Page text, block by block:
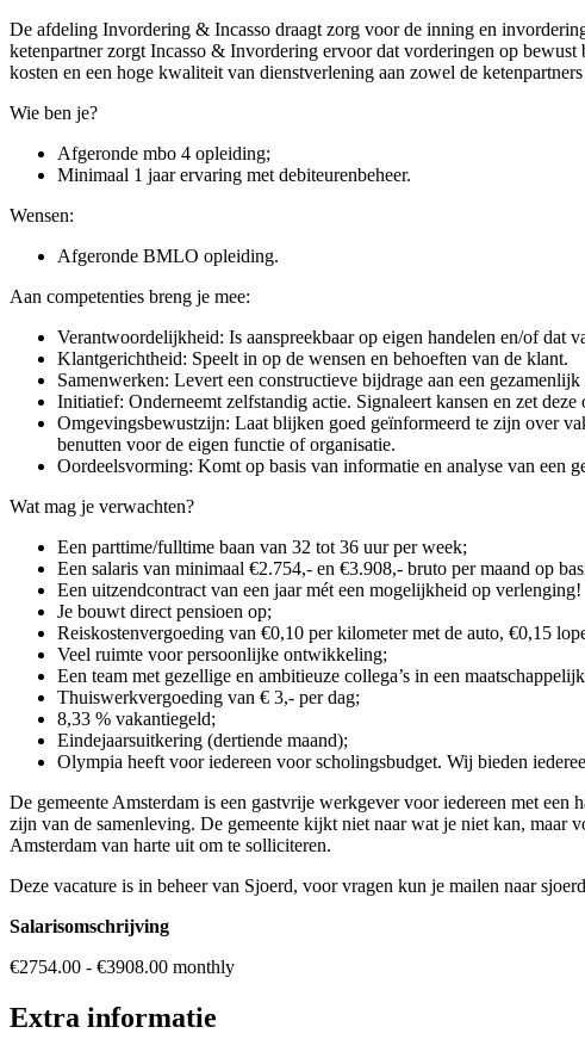
De afdeling Invordering & Incasso draagt zorg voor de inning en
ketenpartner zorgt Incasso & Invordering ervoor dat vorderingen op
kosten en een hoge kwaliteit van dienstverlening aan zowel de
Wie ben je?
Afgeronde mbo 4 opleiding;
Minimaal 1 jaar ervaring met debiteurenbeheer.
Wensen:
Afgeronde BMLO opleiding.
Aan competenties breng je mee:
Verantwoordelijkheid: Is aanspreekbaar op eigen handelen en/of dat
Klantgerichtheid: Speelt in op de wensen en behoeften van de klant.
Samenwerken: Levert een constructieve bijdrage aan een
Initiatief: Onderneemt zelfstandig actie. Signaleert kansen en zet
Omgevingsbewustzijn: Laat blijken goed geïnformeerd te zijn over
benutten voor de eigen functie of organisatie.
Oordeelsvorming: Komt op basis van informatie en analyse van een
Wat mag je verwachten?
Een parttime/fulltime baan van 32 tot 36 uur per week;
Een salaris van minimaal €2.754,- en €3.908,- bruto per maand op
Een uitzendcontract van een jaar mét een mogelijkheid op verlenging!
Je bouwt direct pensioen op;
Reiskostenvergoeding van €0,10 per kilometer met de auto, €0,15
Veel ruimte voor persoonlijke ontwikkeling;
Een team met gezellige en ambitieuze collega’s in een
Thuiswerkvergoeding van € 3,- per dag;
8,33 % vakantiegeld;
Eindejaarsuitkering (dertiende maand);
Olympia heeft voor iedereen voor scholingsbudget. Wij bieden
De gemeente Amsterdam is een gastvrije werkgever voor iedereen met
zijn van de samenleving. De gemeente kijkt niet naar wat je niet kan, maar
Amsterdam van harte uit om te solliciteren.
Deze vacature is in beheer van Sjoerd, voor vragen kun je mailen naar
Salarisomschrijving
€2754.00 - €3908.00 monthly
Extra informatie